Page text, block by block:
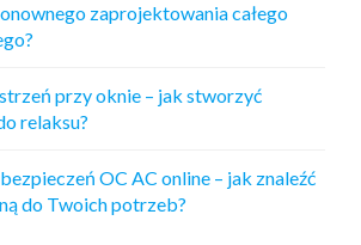
zaprojektowania całego
przy oknie – jak stworzyć
relaksu?
OC AC online – jak znaleźć
do Twoich potrzeb?